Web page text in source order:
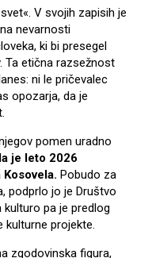
V svojih zapisih je
nevarnosti
ki bi presegel
Ta etična razsežnost
ni le pričevalec
opozarja, da je
pomen uradno
je leto 2026
Pobudo za
podprlo jo je Društvo
pa je predlog
kulturne projekte.
zgodovinska figura,